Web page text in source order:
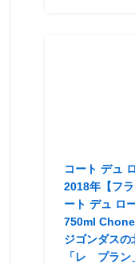
コート デュ
2018年【フ
ート デュ ロ
750ml
ジゴンダスの
「レ プラン